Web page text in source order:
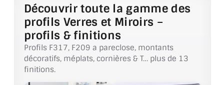
VERRE LAQUÉ/CRÉDENCE
VERRE FEUILLETÉ/TREMPÉ
DALLE DE SOL EN VERRE
Découvrir toute la gamme des
profils Verres et Miroirs –
profils & finitions
Profils F317, F209 a pareclose, montants
décoratifs, méplats, cornières & T… plus de 13
finitions.